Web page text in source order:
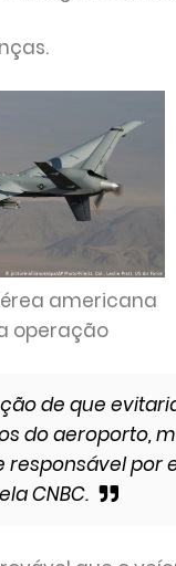
americana
operação
de que
do aeroporto,
por
CNBC.